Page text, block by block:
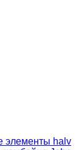
элементы halv